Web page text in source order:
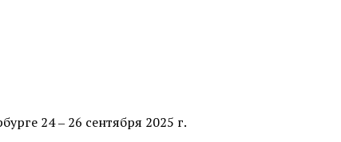
24 ‒ 26 сентября 2025 г.